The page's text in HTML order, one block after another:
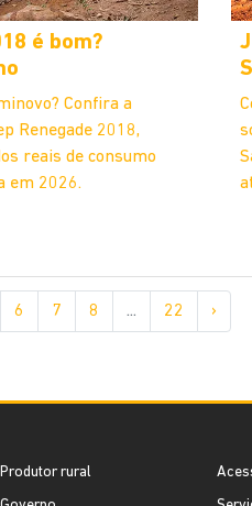
é bom?
Confira a
Renegade 2018,
reais de consumo
em 2026.
6 7 8 ... 22 ›
Produtor rural